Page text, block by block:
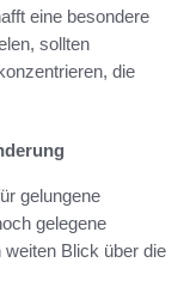
eine besondere
sollten
die
gelungene
gelegene
Blick über die